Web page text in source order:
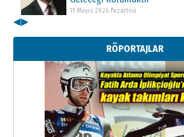
11 Mayıs 2026 Pazartesi
Metin Külünk: Aileyi Korumak
Geleceği Korumaktır
11 Mayıs 2026 Pazartesi
◀▶
RÖPORTAJLAR